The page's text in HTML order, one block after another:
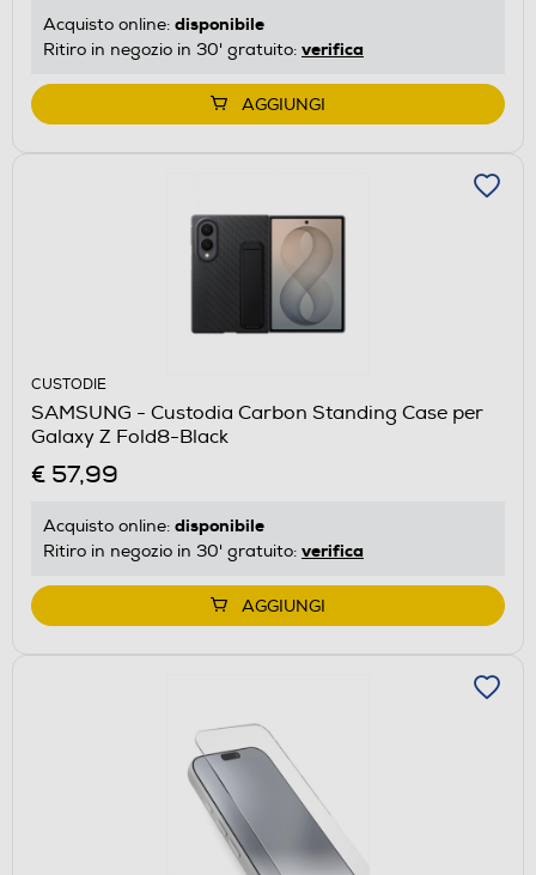
Acquisto online: disponibile
Ritiro in negozio in 30' gratuito: verifica
AGGIUNGI
CUSTODIE
SAMSUNG - Custodia Carbon Standing Case per
Galaxy Z Fold8-Black
€ 57,99
Acquisto online: disponibile
Ritiro in negozio in 30' gratuito: verifica
AGGIUNGI